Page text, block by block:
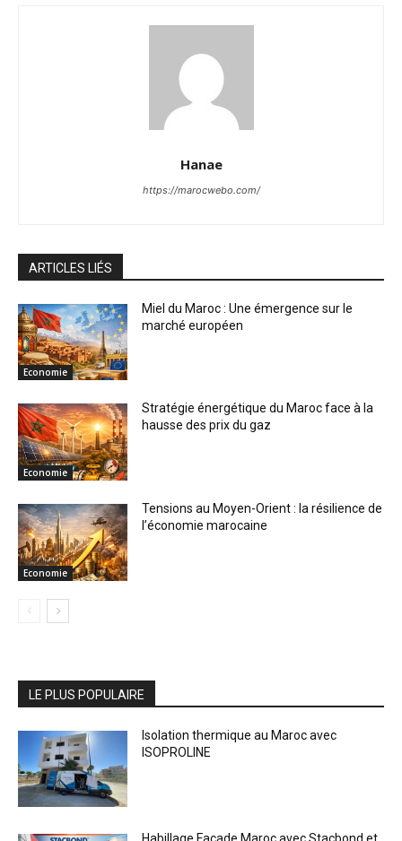
Hanae
https://marocwebo.com/
ARTICLES LIÉS
Economie
Miel du Maroc : Une émergence sur le
marché européen
Economie
Stratégie énergétique du Maroc face à la
hausse des prix du gaz
Economie
Tensions au Moyen-Orient : la résilience de
l’économie marocaine
LE PLUS POPULAIRE
Isolation thermique au Maroc avec
ISOPROLINE